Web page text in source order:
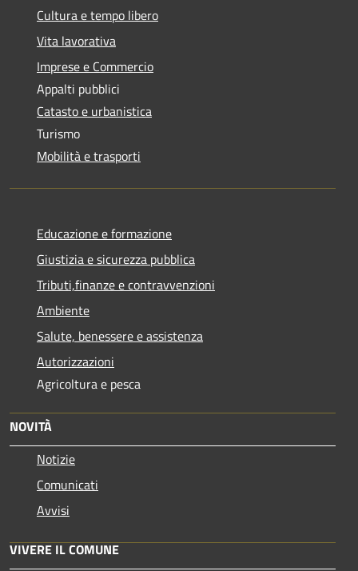
Cultura e tempo libero
Vita lavorativa
Imprese e Commercio
Appalti pubblici
Catasto e urbanistica
Turismo
Mobilità e trasporti
Educazione e formazione
Giustizia e sicurezza pubblica
Tributi,finanze e contravvenzioni
Ambiente
Salute, benessere e assistenza
Autorizzazioni
Agricoltura e pesca
NOVITÀ
Notizie
Comunicati
Avvisi
VIVERE IL COMUNE